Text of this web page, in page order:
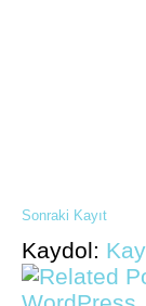
Sonraki Kayıt
Kaydol: